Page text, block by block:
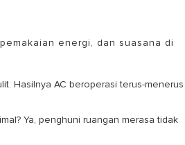
energi, dan suasana di
Hasilnya AC beroperasi terus-menerus
Ya, penghuni ruangan merasa tidak